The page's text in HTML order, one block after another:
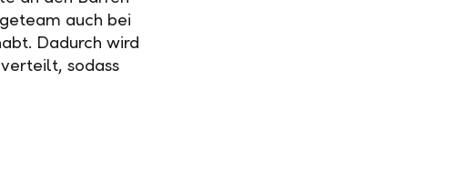
auch bei
Dadurch wird
sodass